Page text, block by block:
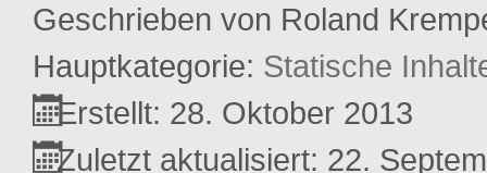
Geschrieben von Roland
Hauptkategorie: Statische
Erstellt: 28. Oktober 2013
Zuletzt aktualisiert: 22.